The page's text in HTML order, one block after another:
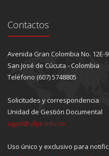
Contactos
Avenida Gran Colombia No. 12E-
San José de Cúcuta - Colombia
Teléfono (607) 5748805
Solicitudes y correspondencia
Unidad de Gestión Documental
ugad@ufps.edu.co
Uso único y exclusivo para